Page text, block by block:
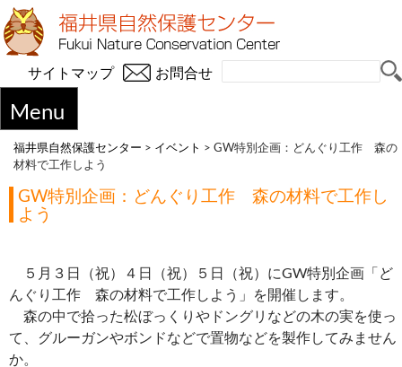
お問合せ
サイトマップ
Menu
福井県自然保護センター > イベント > GW特別企画：どんぐり工作 森の
材料で工作しよう
GW特別企画：どんぐり工作 森の材料で工作し
よう
５月３日（祝）４日（祝）５日（祝）にGW特別企画「ど
んぐり工作 森の材料で工作しよう」を開催します。
森の中で拾った松ぼっくりやドングリなどの木の実を使っ
て、グルーガンやボンドなどで置物などを製作してみません
か。